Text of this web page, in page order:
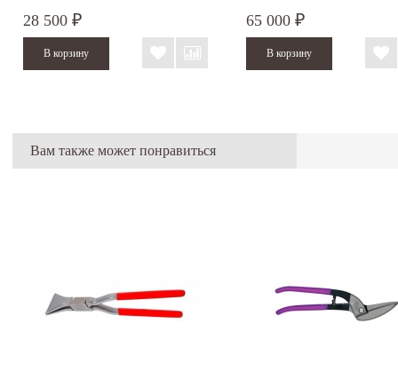
28 500 ₽ 65 000 ₽
Вам также может понравиться